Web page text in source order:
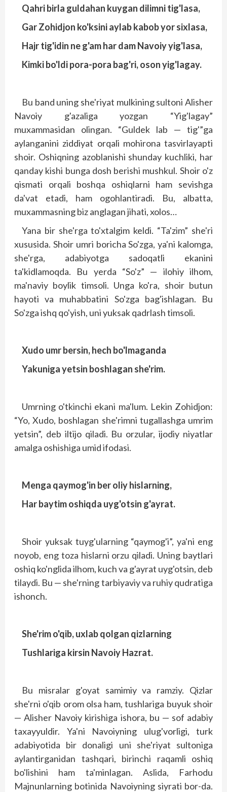
Qahri birla guldahan kuygan dilimni tig'lasa,
Gar Zohidjon ko'ksini aylab kabob yor sixlasa,
Hajr tig'idin ne g'am har dam Navoiy yig'lasa,
Kimki bo'ldi pora-pora bag'ri, oson yig'lagay.
Bu band uning she'riyat mulkining sultoni Alisher
Navoiy g'azaliga yozgan “Yig'lagay”
muxammasidan olingan. “Guldek lab — tig'”ga
aylanganini ziddiyat orqali mohirona tasvirlayapti
shoir. Oshiqning azoblanishi shunday kuchliki, har
qanday kishi bunga dosh berishi mushkul. Shoir o'z
qismati orqali boshqa oshiqlarni ham sevishga
da'vat etadi, ham ogohlantiradi. Bu, albatta,
muxammasning biz anglagan jihati, xolos…
Yana bir she'rga to'xtalgim keldi. “Ta'zim” she'ri
xususida. Shoir umri boricha So'zga, ya'ni kalomga,
she'rga, adabiyotga sadoqatli ekanini
ta'kidlamoqda. Bu yerda “So'z” — ilohiy ilhom,
ma'naviy boylik timsoli. Unga ko'ra, shoir butun
hayoti va muhabbatini So'zga bag'ishlagan. Bu
So'zga ishq qo'yish, uni yuksak qadrlash timsoli.
Xudo umr bersin, hech bo'lmaganda
Yakuniga yetsin boshlagan she'rim.
Umrning o'tkinchi ekani ma'lum. Lekin Zohidjon:
“Yo, Xudo, boshlagan she'rimni tugallashga umrim
yetsin”, deb iltijo qiladi. Bu orzular, ijodiy niyatlar
amalga oshishiga umid ifodasi.
Menga qaymog'in ber oliy hislarning,
Har baytim oshiqda uyg'otsin g'ayrat.
Shoir yuksak tuyg'ularning “qaymog'i”, ya'ni eng
noyob, eng toza hislarni orzu qiladi. Uning baytlari
oshiq ko'nglida ilhom, kuch va g'ayrat uyg'otsin, deb
tilaydi. Bu — she'rning tarbiyaviy va ruhiy qudratiga
ishonch.
She'rim o'qib, uxlab qolgan qizlarning
Tushlariga kirsin Navoiy Hazrat.
Bu misralar g'oyat samimiy va ramziy. Qizlar
she'rni o'qib orom olsa ham, tushlariga buyuk shoir
— Alisher Navoiy kirishiga ishora, bu — sof adabiy
taxayyuldir. Ya'ni Navoiyning ulug'vorligi, turk
adabiyotida bir donaligi uni she'riyat sultoniga
aylantirganidan tashqari, birinchi raqamli oshiq
bo'lishini ham ta'minlagan. Aslida, Farhodu
Majnunlarning botinida Navoiyning siyrati bor-da.